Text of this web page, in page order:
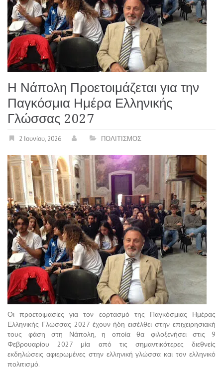
Η Νάπολη Προετοιμάζεται για την
Παγκόσμια Ημέρα Ελληνικής
Γλώσσας 2027
2 Ιουνίου, 2026 ΠΟΛΙΤΙΣΜΟΣ
Οι προετοιμασίες για τον εορτασμό της Παγκόσμιας Ημέρας
Ελληνικής Γλώσσας 2027 έχουν ήδη εισέλθει στην επιχειρησιακή
τους φάση στη Νάπολη, η οποία θα φιλοξενήσει στις 9
Φεβρουαρίου 2027 μία από τις σημαντικότερες διεθνείς
εκδηλώσεις αφιερωμένες στην ελληνική γλώσσα και τον ελληνικό
πολιτισμό.